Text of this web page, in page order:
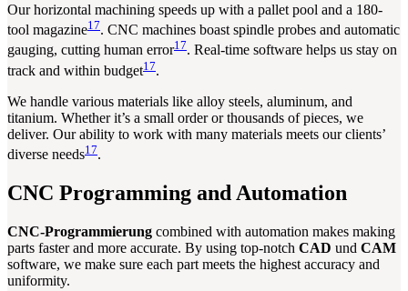
Our horizontal machining speeds up with a pallet pool and a 180-
tool magazine17. CNC machines boast spindle probes and automatic
gauging, cutting human error17. Real-time software helps us stay on
track and within budget17.
We handle various materials like alloy steels, aluminum, and
titanium. Whether it’s a small order or thousands of pieces, we
deliver. Our ability to work with many materials meets our clients’
diverse needs17.
CNC Programming and Automation
CNC-Programmierung combined with automation makes making
parts faster and more accurate. By using top-notch CAD und CAM
software, we make sure each part meets the highest accuracy and
uniformity.